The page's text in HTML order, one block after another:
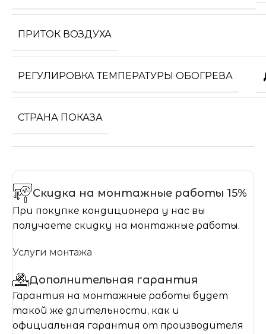
ПРИТОК ВОЗДУХА
РЕГУЛИРОВКА ТЕМПЕРАТУРЫ ОБОГРЕВА
СТРАНА ПОКАЗА
Скидка на монтажные работы 15%
При покупке кондиционера у нас вы
получаете скидку на монтажные работы.
Услуги монтажа
Дополнительная гарантия
Гарантия на монтажные работы будет
такой же длительности, как и
официальная гарантия от производителя